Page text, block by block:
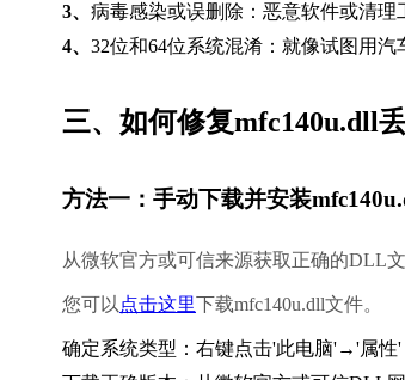
3、 病毒感染或误删除：恶意软件或清理
4、 32位和64位系统混淆：就像试图用
三、如何修复mfc140u.dll
方法一：手动下载并安装
从微软官方或可信来源获取正确的DLL
您可以 点击这里下载mfc140u.dll文件。
确定系统类型：右键点击'此电脑'→'属性'